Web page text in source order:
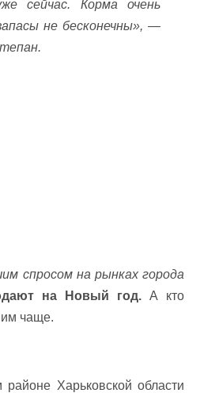
сейчас. Корма очень
не бесконечны», —
спросом на рынках города
на Новый год. А кто
им чаще.
Харьковской области